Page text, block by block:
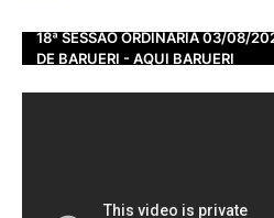
18ª SESSÃO ORDINÁRIA 03/08/
DE BARUERI - AQUI BARUERI